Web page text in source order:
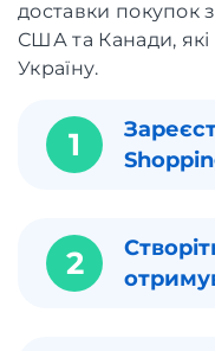
доставки покупок
США та Канади,
Україну.
1
2